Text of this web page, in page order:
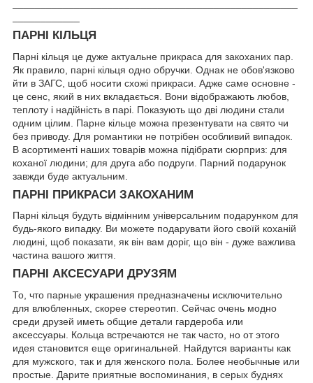
ПАРНІ КІЛЬЦЯ
Парні кільця це дуже актуальне прикраса для закоханих пар.
Як правило, парні кільця одно обручки. Однак не обов'язково
йти в ЗАГС, щоб носити схожі прикраси. Адже саме основне -
це сенс, який в них вкладається. Вони відображають любов,
теплоту і надійність в парі. Показують що дві людини стали
одним цілим. Парне кільце можна презентувати на свято чи
без приводу. Для романтики не потрібен особливий випадок.
В асортименті наших товарів можна підібрати сюрприз: для
коханої людини; для друга або подруги. Парний подарунок
завжди буде актуальним.
ПАРНІ ПРИКРАСИ ЗАКОХАНИМ
Парні кільця будуть відмінним універсальним подарунком для
будь-якого випадку. Ви можете подарувати його своїй коханій
людині, щоб показати, як він вам доріг, що він - дуже важлива
частина вашого життя.
ПАРНІ АКСЕСУАРИ ДРУЗЯМ
То, что парные украшения предназначены исключительно
для влюбленных, скорее стереотип. Сейчас очень модно
среди друзей иметь общие детали гардероба или
аксессуары. Кольца встречаются не так часто, но от этого
идея становится еще оригинальней. Найдутся варианты как
для мужского, так и для женского пола. Более необычные или
простые. Дарите приятные воспоминания, в серых буднях